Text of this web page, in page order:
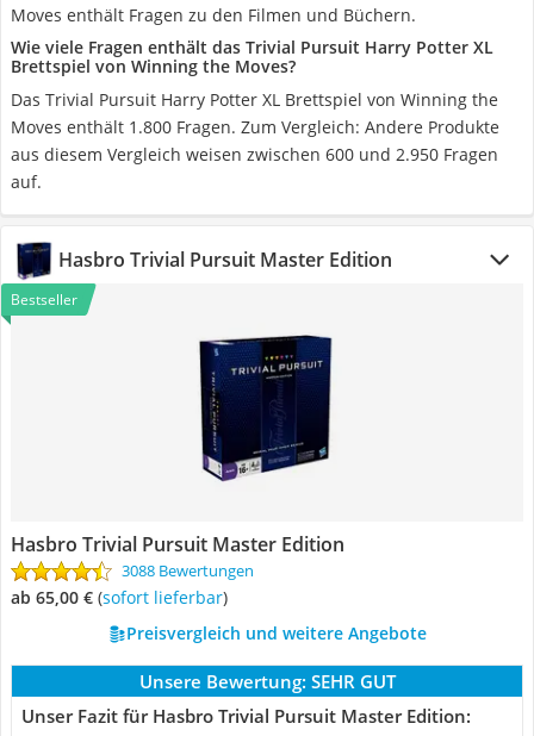
Moves enthält Fragen zu den Filmen und Büchern.
Wie viele Fragen enthält das Trivial Pursuit Harry Potter XL
Brettspiel von Winning the Moves?
Das Trivial Pursuit Harry Potter XL Brettspiel von Winning the
Moves enthält 1.800 Fragen. Zum Vergleich: Andere Produkte
aus diesem Vergleich weisen zwischen 600 und 2.950 Fragen
auf.
Hasbro Trivial Pursuit Master Edition
Bestseller
Hasbro Trivial Pursuit Master Edition
3088 Bewertungen
ab 65,00 € ( Sofort lieferbar)
Preisvergleich und weitere Angebote
Unsere Bewertung: SEHR GUT
Unser Fazit für Hasbro Trivial Pursuit Master Edition: